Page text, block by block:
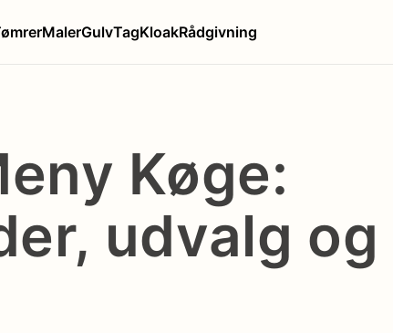
MalerGulvTagKloakRådgivning
Køge:
udvalg og